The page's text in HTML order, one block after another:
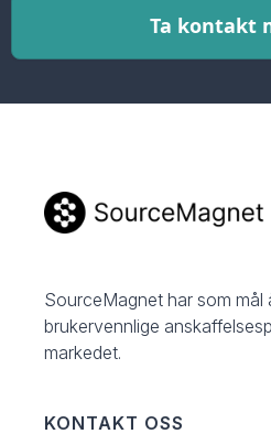
Ta kontakt
SourceMagnet har som
brukervennlige
markedet.
KONTAKT OSS